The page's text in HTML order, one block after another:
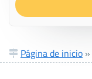
Página de inicio »